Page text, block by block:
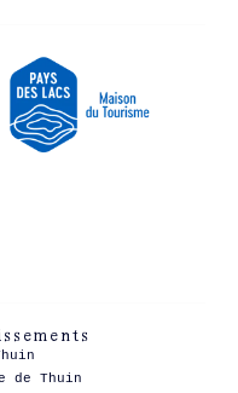
de Thuin